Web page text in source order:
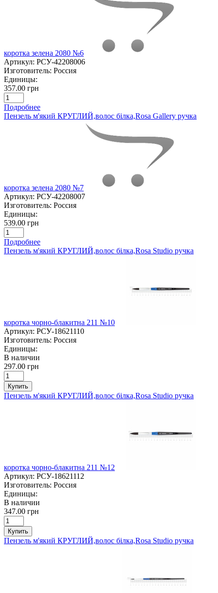
коротка зелена 2080 №6
Артикул: РСУ-42208006
Изготовитель: Россия
Единицы:
357.00 грн
Подробнее
Пензель м'який КРУГЛИЙ,волос білка,Rosa Gallery ручка
коротка зелена 2080 №7
Артикул: РСУ-42208007
Изготовитель: Россия
Единицы:
539.00 грн
Подробнее
Пензель м'який КРУГЛИЙ,волос білка,Rosa Studio ручка
коротка чорно-блакитна 211 №10
Артикул: РСУ-18621110
Изготовитель: Россия
Единицы:
В наличии
297.00 грн
Купить
Пензель м'який КРУГЛИЙ,волос білка,Rosa Studio ручка
коротка чорно-блакитна 211 №12
Артикул: РСУ-18621112
Изготовитель: Россия
Единицы:
В наличии
347.00 грн
Купить
Пензель м'який КРУГЛИЙ,волос білка,Rosa Studio ручка